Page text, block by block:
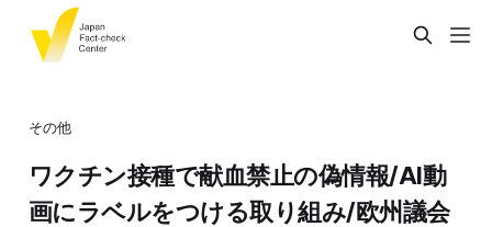
その他
ワクチン接種で献血禁止の偽情報/AI動
画にラベルをつける取り組み/欧州議会